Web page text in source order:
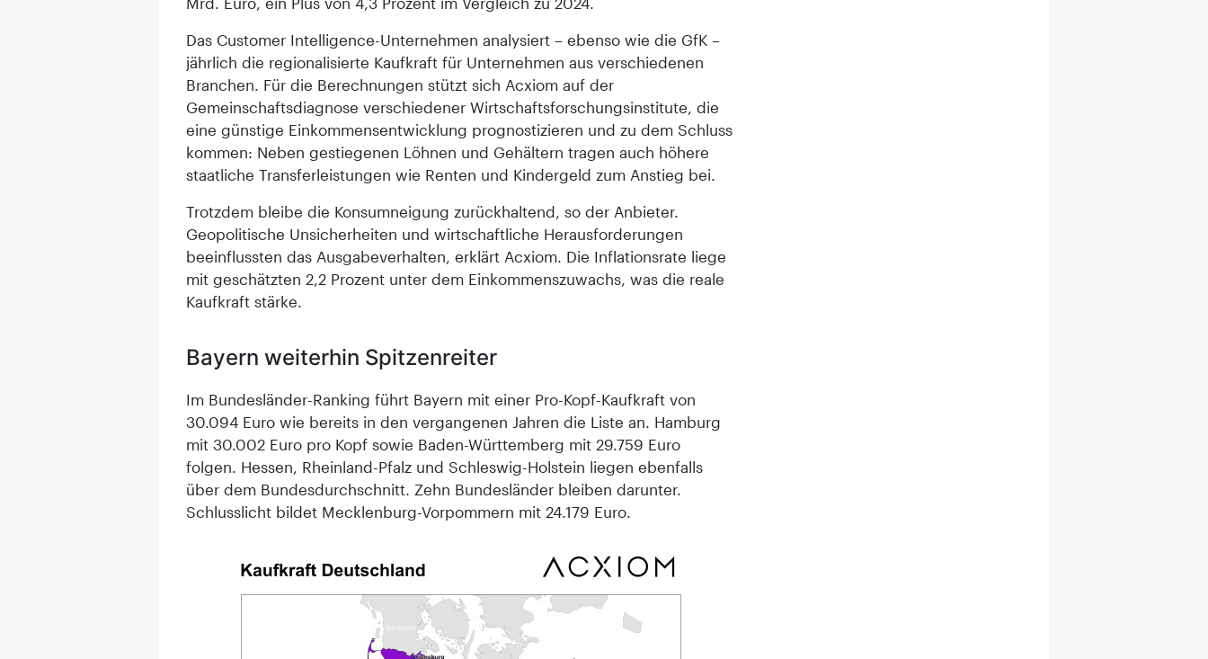
Das Customer Intelligence-Unternehmen analysiert – ebenso wie die GfK –
jährlich die regionalisierte Kaufkraft für Unternehmen aus verschiedenen
Branchen. Für die Berechnungen stützt sich Acxiom auf der
Gemeinschaftsdiagnose verschiedener Wirtschaftsforschungsinstitute, die
eine günstige Einkommensentwicklung prognostizieren und zu dem Schluss
kommen: Neben gestiegenen Löhnen und Gehältern tragen auch höhere
staatliche Transferleistungen wie Renten und Kindergeld zum Anstieg bei.
Trotzdem bleibe die Konsumneigung zurückhaltend, so der Anbieter.
Geopolitische Unsicherheiten und wirtschaftliche Herausforderungen
beeinflussten das Ausgabeverhalten, erklärt Acxiom. Die Inflationsrate liege
mit geschätzten 2,2 Prozent unter dem Einkommenszuwachs, was die reale
Kaufkraft stärke.
Bayern weiterhin Spitzenreiter
Im Bundesländer-Ranking führt Bayern mit einer Pro-Kopf-Kaufkraft von
30.094 Euro wie bereits in den vergangenen Jahren die Liste an. Hamburg
mit 30.002 Euro pro Kopf sowie Baden-Württemberg mit 29.759 Euro
folgen. Hessen, Rheinland-Pfalz und Schleswig-Holstein liegen ebenfalls
über dem Bundesdurchschnitt. Zehn Bundesländer bleiben darunter.
Schlusslicht bildet Mecklenburg-Vorpommern mit 24.179 Euro.